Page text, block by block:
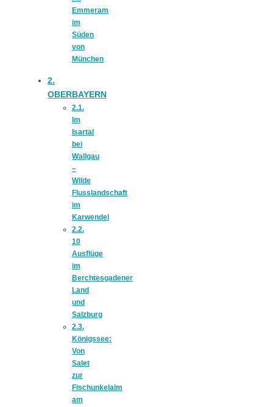
Emmeram
im
Süden
von
München
2.
OBERBAYERN
2.1.
Im
Isartal
bei
Wallgau
–
Wilde
Flusslandschaft
im
Karwendel
2.2.
10
Ausflüge
im
Berchtesgadener
Land
und
Salzburg
2.3.
Königssee:
Von
Salet
zur
Fischunkelalm
am